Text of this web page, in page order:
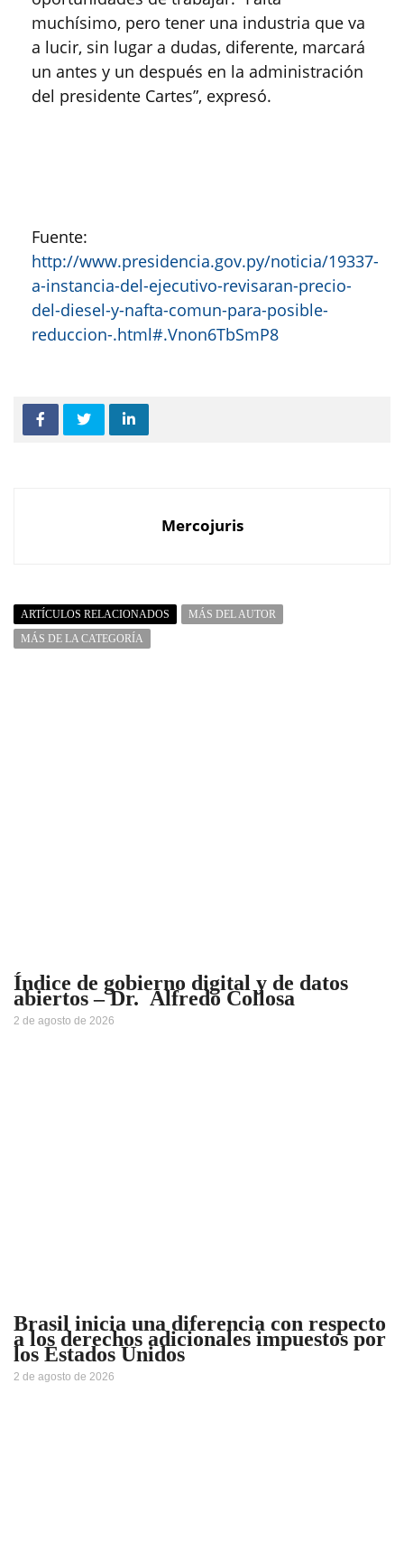
muchísimo, pero tener una industria que va
a lucir, sin lugar a dudas, diferente, marcará
un antes y un después en la administración
del presidente Cartes”, expresó.
Fuente:
http://www.presidencia.gov.py/noticia/19337-
a-instancia-del-ejecutivo-revisaran-precio-
del-diesel-y-nafta-comun-para-posible-
reduccion-.html#.Vnon6TbSmP8
Mercojuris
ARTÍCULOS RELACIONADOS
MÁS DEL AUTOR
MÁS DE LA CATEGORÍA
Índice de gobierno digital y de datos
abiertos – Dr. Alfredo Collosa
2 de agosto de 2026
Brasil inicia una diferencia con respecto
a los derechos adicionales impuestos por
los Estados Unidos
2 de agosto de 2026